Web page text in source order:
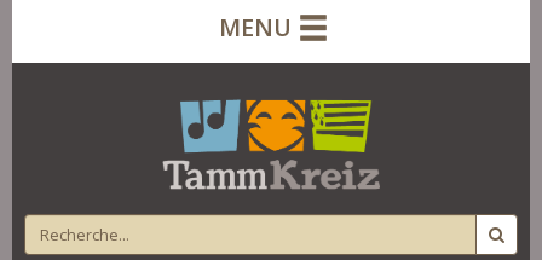
MENU